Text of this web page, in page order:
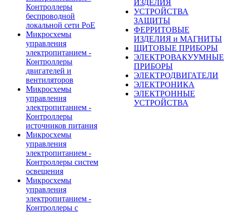
Контроллеры
беспроводной
локальной сети PoE
Микросхемы
управления
электропитанием -
Контроллеры
двигателей и
вентиляторов
Микросхемы
управления
электропитанием -
Контроллеры
источников питания
Микросхемы
управления
электропитанием -
Контроллеры систем
освещения
Микросхемы
управления
электропитанием -
Контроллеры с
ИЗДЕЛИЯ
УСТРОЙСТВА
ЗАЩИТЫ
ФЕРРИТОВЫЕ
ИЗДЕЛИЯ и МАГНИТЫ
ЩИТОВЫЕ ПРИБОРЫ
ЭЛЕКТРОВАКУУМНЫЕ
ПРИБОРЫ
ЭЛЕКТРОДВИГАТЕЛИ
ЭЛЕКТРОНИКА
ЭЛЕКТРОННЫЕ
УСТРОЙСТВА